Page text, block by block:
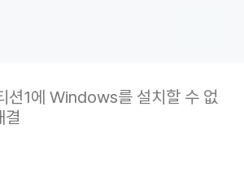
션1에 Windows를 설치할 수 없
결